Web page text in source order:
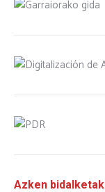
Azken bidalketak